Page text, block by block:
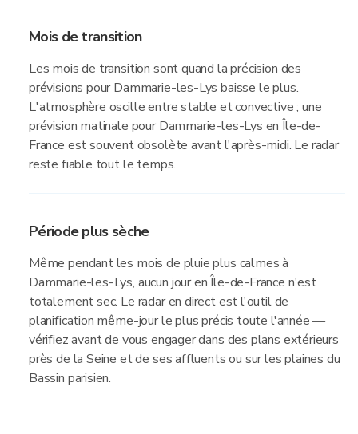
Mois de transition
Les mois de transition sont quand la précision des
prévisions pour Dammarie-les-Lys baisse le plus.
L'atmosphère oscille entre stable et convective ; une
prévision matinale pour Dammarie-les-Lys en Île-de-
France est souvent obsolète avant l'après-midi. Le radar
reste fiable tout le temps.
Période plus sèche
Même pendant les mois de pluie plus calmes à
Dammarie-les-Lys, aucun jour en Île-de-France n'est
totalement sec. Le radar en direct est l'outil de
planification même-jour le plus précis toute l'année —
vérifiez avant de vous engager dans des plans extérieurs
près de la Seine et de ses affluents ou sur les plaines du
Bassin parisien.